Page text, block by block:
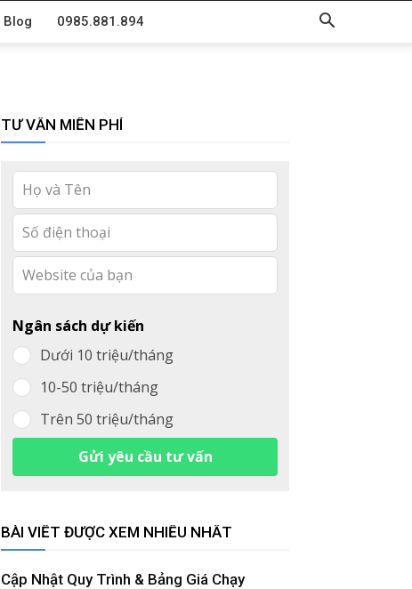
Blog 0985.881.894
TƯ VẤN MIỄN PHÍ
this
field
blank
Ngân sách dự kiến
Dưới 10 triệu/tháng
10-50 triệu/tháng
Trên 50 triệu/tháng
Gửi yêu cầu tư vấn
BÀI VIẾT ĐƯỢC XEM NHIỀU NHẤT
Cập Nhật Quy Trình & Bảng Giá Chạy